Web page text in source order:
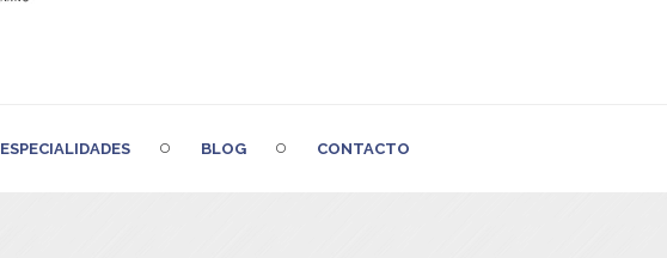
ESPECIALIDADES BLOG CONTACTO